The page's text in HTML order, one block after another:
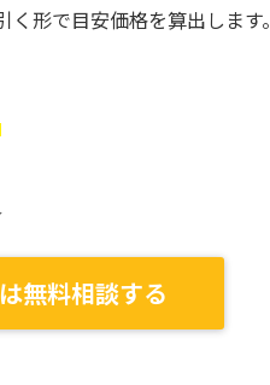
形で目安価格を算出します。
無料相談する